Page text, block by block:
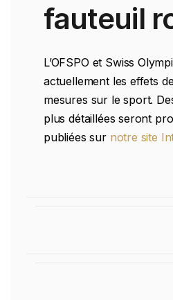
fauteuil
L’OFSPO et Swiss
actuellement les effets
mesures sur le sport.
plus détaillées seront
publiées sur notre site